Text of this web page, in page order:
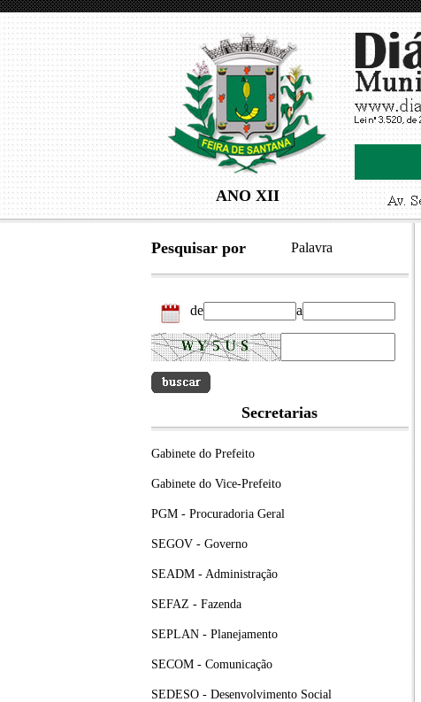
ANO XII
Pesquisar por Palavra
de a
Secretarias
Gabinete do Prefeito
Gabinete do Vice-Prefeito
PGM - Procuradoria Geral
SEGOV - Governo
SEADM - Administração
SEFAZ - Fazenda
SEPLAN - Planejamento
SECOM - Comunicação
SEDESO - Desenvolvimento Social